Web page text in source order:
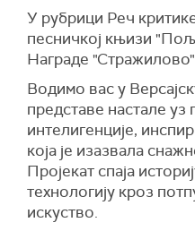
У рубрици Реч
песничкој књизи
Награде
Водимо вас у
представе настале
интелигенције,
која је изазвала
Пројекат спаја
технологију кроз
искуство.